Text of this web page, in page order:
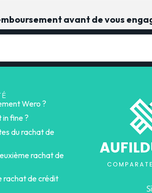
avant de vous
Wero ?
fine ?
du rachat de
rachat de
rachat de crédit